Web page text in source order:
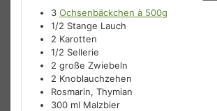
3 Ochsenbäckchen à 500g
1/2 Stange Lauch
2 Karotten
1/2 Sellerie
2 große Zwiebeln
2 Knoblauchzehen
Rosmarin, Thymian
300 ml Malzbier